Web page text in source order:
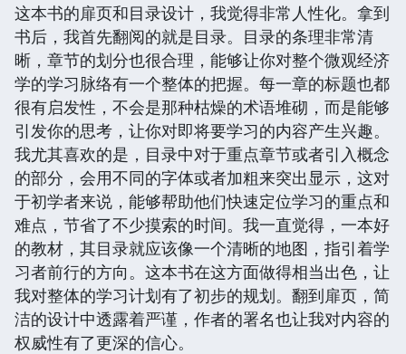
这本书的扉页和目录设计，我觉得非常人性化。拿到
书后，我首先翻阅的就是目录。目录的条理非常清
晰，章节的划分也很合理，能够让你对整个微观经济
学的学习脉络有一个整体的把握。每一章的标题也都
很有启发性，不会是那种枯燥的术语堆砌，而是能够
引发你的思考，让你对即将要学习的内容产生兴趣。
我尤其喜欢的是，目录中对于重点章节或者引入概念
的部分，会用不同的字体或者加粗来突出显示，这对
于初学者来说，能够帮助他们快速定位学习的重点和
难点，节省了不少摸索的时间。我一直觉得，一本好
的教材，其目录就应该像一个清晰的地图，指引着学
习者前行的方向。这本书在这方面做得相当出色，让
我对整体的学习计划有了初步的规划。翻到扉页，简
洁的设计中透露着严谨，作者的署名也让我对内容的
权威性有了更深的信心。